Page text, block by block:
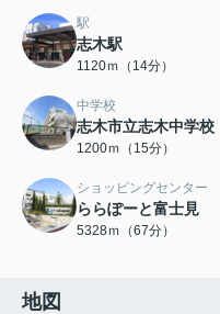
駅
志木駅
1120ｍ（14分）
中学校
志木市立志木中学校
1200ｍ（15分）
ショッピングセンター
ららぽーと富士見
5328ｍ（67分）
地図